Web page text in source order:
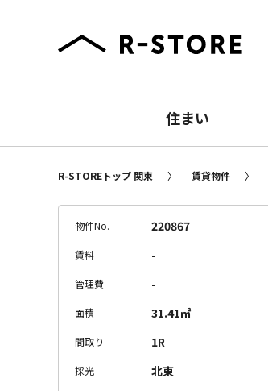
住まい
R-STOREトップ 関東 賃貸物件
物件No. 220867
賃料 -
管理費 -
面積 31.41㎡
間取り 1R
採光 北東